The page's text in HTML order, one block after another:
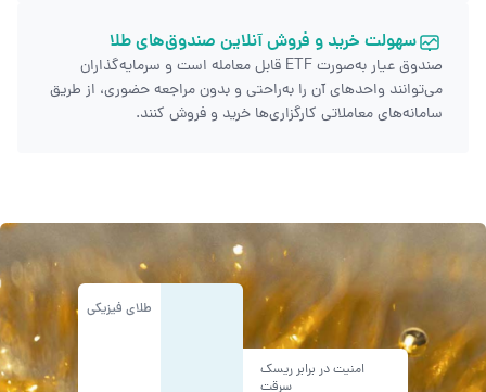
سهولت خرید و فروش آنلاین صندوق‌های طلا
صندوق عیار به‌صورت ETF قابل معامله است و سرمایه‌گذاران
می‌توانند واحدهای آن را به‌راحتی و بدون مراجعه حضوری، از طریق
سامانه‌های معاملاتی کارگزاری‌ها خرید و فروش کنند.
طلای فیزیکی
امنیت در برابر ریسک
سرقت